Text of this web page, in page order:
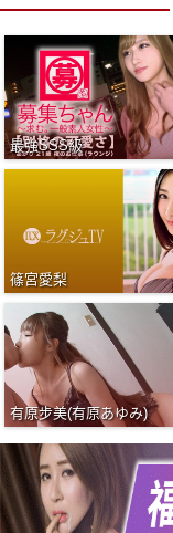
最強SSS級
篠宮愛梨
有原步美(有原あゆみ)